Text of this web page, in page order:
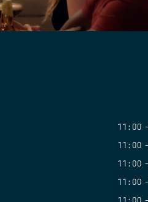
11:00
11:00
11:00
11:00
11:00